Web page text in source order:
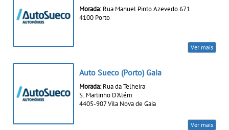
Morada: Rua Manuel Pinto Azevedo 671
4100 Porto
Ver mais
Auto Sueco (Porto) Gaia
Morada: Rua da Telheira
S. Martinho D'Além
4405-907 Vila Nova de Gaia
Ver mais